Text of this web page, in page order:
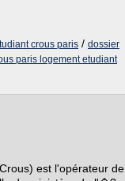
crous paris / dossier
paris logement etudiant
est l'opérateur de